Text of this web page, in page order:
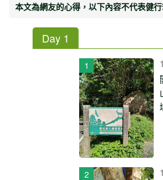
本文為網友的心得，以下內容不代表健行
Day 1